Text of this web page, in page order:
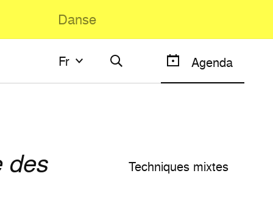
Danse
Fr
Fr Agenda
des Techniques mixtes